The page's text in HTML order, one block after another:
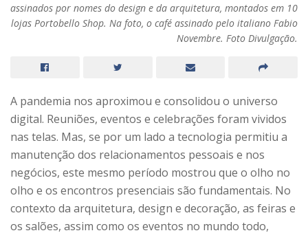
assinados por nomes do design e da arquitetura, montados em 10
lojas Portobello Shop. Na foto, o café assinado pelo italiano Fabio
Novembre. Foto Divulgação.
A pandemia nos aproximou e consolidou o universo
digital. Reuniões, eventos e celebrações foram vividos
nas telas. Mas, se por um lado a tecnologia permitiu a
manutenção dos relacionamentos pessoais e nos
negócios, este mesmo período mostrou que o olho no
olho e os encontros presenciais são fundamentais. No
contexto da arquitetura, design e decoração, as feiras e
os salões, assim como os eventos no mundo todo,